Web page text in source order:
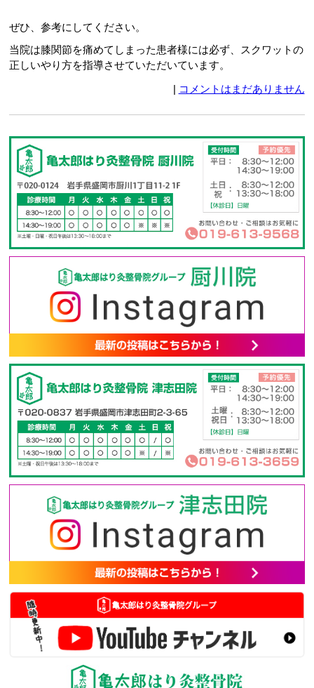
ぜひ、参考にしてください。
当院は膝関節を痛めてしまった患者様には必ず、スクワットの
正しいやり方を指導させていただいています。
| コメントはまだありません